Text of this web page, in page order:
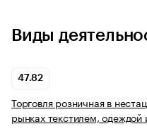
Виды
47.82
Торговля розничная в
рынках текстилем, одеждой